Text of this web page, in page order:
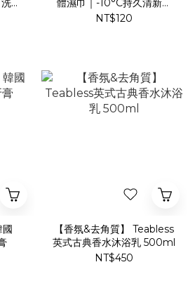
髮
體濕巾｜-10°C持久清新濕
紙巾
NT$120
國
【香氛&去角質】 Teabless
英式古典香水沐浴乳 500ml
NT$450